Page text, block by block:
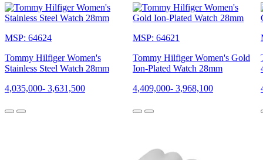
MSP: 64624
Tommy Hilfiger Women's
Stainless Steel Watch 28mm
4,035,000- 3,631,500
MSP: 64621
Tommy Hilfiger Women's Gold
Ion-Plated Watch 28mm
4,409,000- 3,968,100